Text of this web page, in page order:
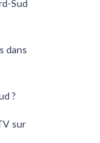
Sud
dans
?
sur